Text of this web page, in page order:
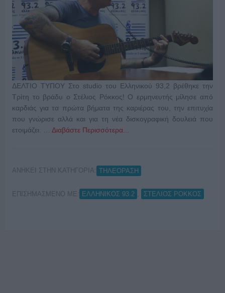
ΔΕΛΤΙΟ ΤΥΠΟΥ Στο studio του Ελληνικού 93,2 βρέθηκε την
Τρίτη το βράδυ ο Στέλιος Ρόκκος! Ο ερμηνευτής μίλησε από
καρδιάς για τα πρώτα βήματα της καριέρας του, την επιτυχία
που γνώρισε αλλά και για τη νέα δισκογραφική δουλειά που
ετοιμάζει. … Διαβάστε Περισσότερα...
ΑΝΗΚΕΙ ΣΤΗΝ ΚΑΤΗΓΟΡΙΑ: ΤΗΛΕΟΡΑΣΗ
ΕΠΙΣΗΜΑΣΜΕΝΟ ΜΕ: ΕΛΛΗΝΙΚΟΣ 93.2 ΣΤΕΛΙΟΣ ΡΟΚΚΟΣ